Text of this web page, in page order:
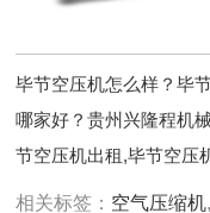
毕节空压机怎么样？毕
哪家好？贵州兴隆程机
节空压机出租,毕节空压
相关标签： 空气压缩机,